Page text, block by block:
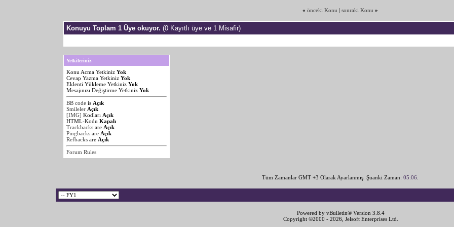
« önceki Konu |sonraki Konu »
Konuyu Toplam 1 Üye okuyor.(0 Kayıtlı üye ve 1 Misafir)
Yetkileriniz
Konu Acma YetkinizYok
Cevap Yazma YetkinizYok
Eklenti Yükleme YetkinizYok
Mesajınızı Değiştirme YetkinizYok
BB code is Açık
Smileler Açık
[IMG] Kodları Açık
HTML-KoduKapalı
Trackbacks are Açık
Pingbacks are Açık
Refbacks are Açık
Forum Rules
Tüm Zamanlar GMT +3 Olarak Ayarlanmış. Şuanki Zaman:05:06
Powered by vBulletin® Version 3.8.4
Copyright ©2000 - 2026, Jelsoft Enterprises Ltd.